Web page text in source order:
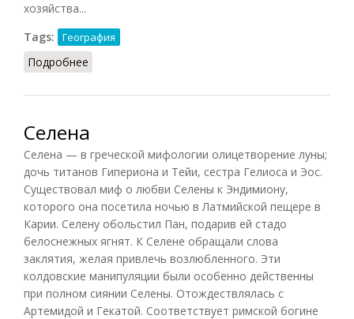
хозяйства...
Tags:
География
Подробнее
Селена
Селена — в греческой мифологии олицетворение луны;
дочь титанов Гипериона и Тейи, сестра Гелиоса и Эос.
Существовал миф о любви Селены к Эндимиону,
которого она посетила ночью в Латмийской пещере в
Карии. Селену обольстил Пан, подарив ей стадо
белоснежных ягнят. К Селене обращали слова
заклятия, желая привлечь возлюбленного. Эти
колдовские манипуляции были особенно действенны
при полном сиянии Селены. Отождествлялась с
Артемидой и Гекатой. Соответствует римской богине